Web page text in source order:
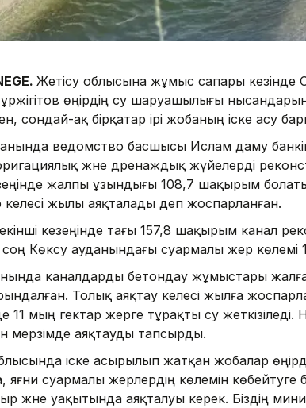
Жетісу облысына жұмыс сапары кезінде
өңірдің су шаруашылығы
сондай-ақ бірқатар ірі жобаның іске асу
ведомство басшысы Ислам даму
және дренаждық жүйелерді
жалпы ұзындығы 108,7 шақырым
жылы аяқталады деп жоспарланған.
кезеңінде тағы 157,8 шақырым канал
соң Көксу ауданындағы суармалы жер көлемі
каналдарды бетондау жұмыстары
Толық аяқтау келесі жылға
11 мың гектар жерге тұрақты су
мерзімде аяқтауды тапсырды.
іске асырылып жатқан жобалар
яғни суармалы жерлердің көлемін
және уақытында аяқталуы керек. Біздің